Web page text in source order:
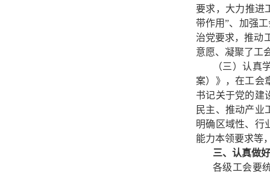
要求，大力推进
带作用”、加强
治党要求，推动
意愿、凝聚了工
（三）认真
案）》，在工会
书记关于党的建
民主、推动产业
明确区域性、行
能力本领要求等
三、认真做
各级工会要